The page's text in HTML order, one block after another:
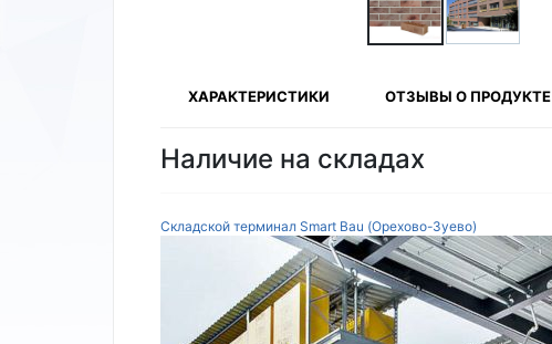
ХАРАКТЕРИСТИКИ ОТЗЫВЫ О ПРОДУКТЕ
Наличие на складах
Складской терминал Smart Bau (Орехово-Зуево)